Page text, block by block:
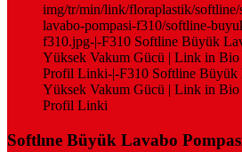
img/tr/min/link/floraplastik/
lavabo-pompasi-f310/softline-
f310.jpg-|-F310 Softline Büyük
Yüksek Vakum Gücü | Link in Bio
Profil Linki-|-F310 Softline Büyük
Yüksek Vakum Gücü | Link in Bio
Profil Linki
Softlıne Büyük Lavabo